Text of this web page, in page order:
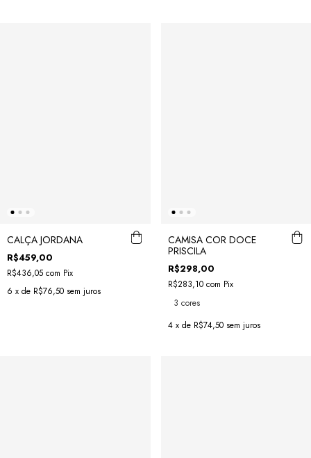
CALÇA JORDANA
R$459,00
R$436,05 com Pix
6 x de R$76,50 sem juros
CAMISA COR DOCE
PRISCILA
R$298,00
R$283,10 com Pix
3 cores
4 x de R$74,50 sem juros